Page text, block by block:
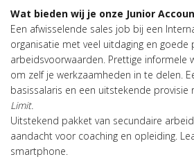
Wat bieden wij je onze Junior
Een afwisselende sales job bij een
organisatie met veel uitdaging en goede
arbeidsvoorwaarden. Prettige informele
om zelf je werkzaamheden in te delen.
basissalaris en een uitstekende provisie
Limit.
Uitstekend pakket van secundaire
aandacht voor coaching en opleiding.
smartphone.